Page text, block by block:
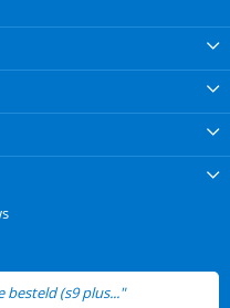
besteld (s9 plus..."